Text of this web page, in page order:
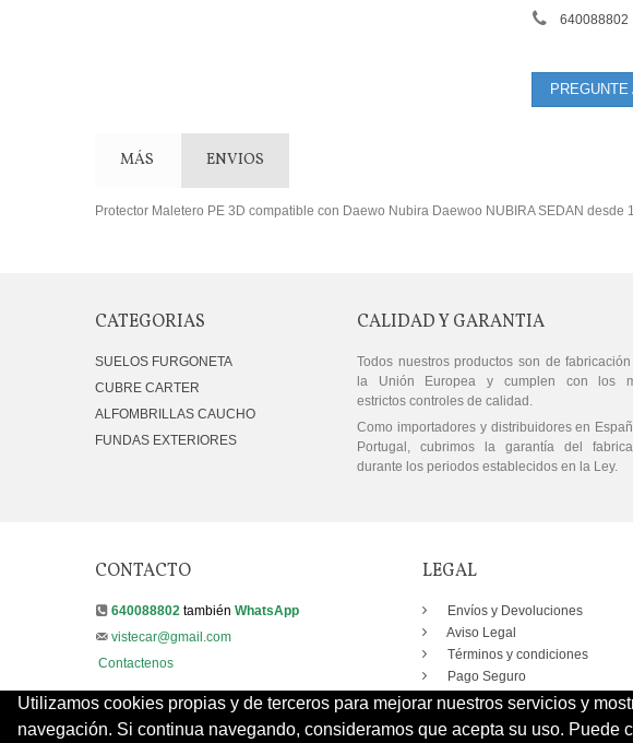
Utilizamos cookies propias y de terceros para mejorar nuestros servicios y
navegación. Si continua navegando, consideramos que acepta su uso.
640088802
MÁS ENVIOS
Protector Maletero PE 3D compatible con Daewo Nubira Daewoo NUBIRA SEDAN desde
CATEGORIAS
SUELOS FURGONETA
CUBRE CARTER
ALFOMBRILLAS CAUCHO
FUNDAS EXTERIORES
CALIDAD Y GARANTIA
Todos nuestros productos son de
la Unión Europea y cumplen con los
estrictos controles de calidad.
Como importadores y distribuidores en
Portugal, cubrimos la garantía del
durante los periodos establecidos en la Ley.
CONTACTO
640088802 también WhatsApp
vistecar@gmail.com
Contactenos
LEGAL
Envíos y Devoluciones
Aviso Legal
Términos y condiciones
Pago Seguro